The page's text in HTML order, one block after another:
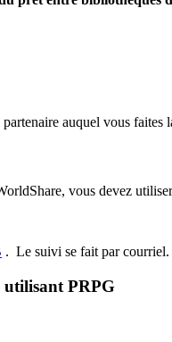
auquel vous faites
vous devez
. Le suivi se fait par courriel.
utilisant PRPG